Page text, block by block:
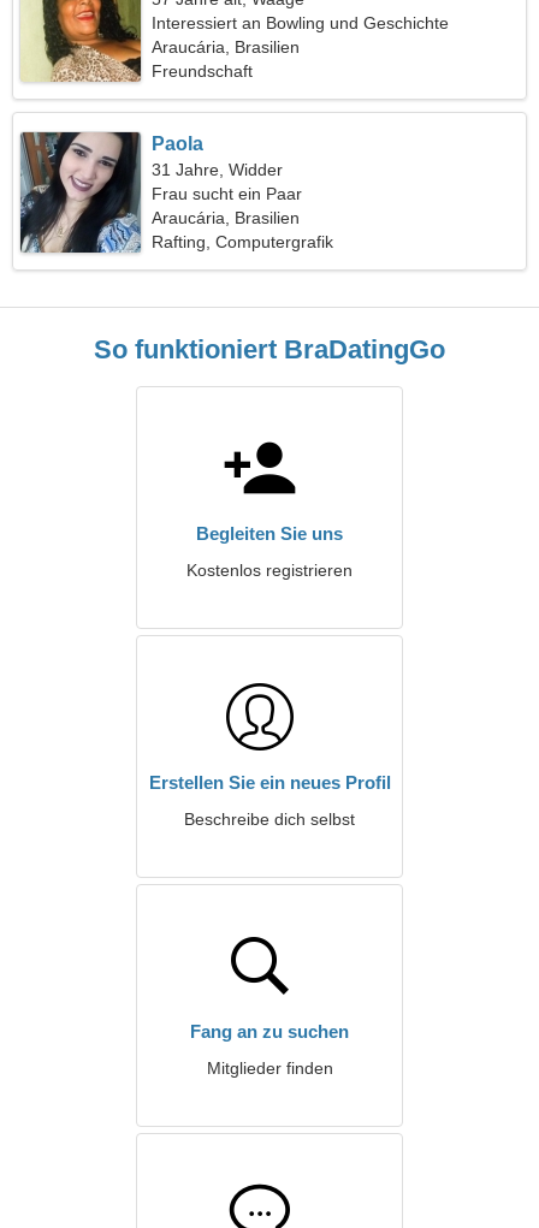
Interessiert an Bowling und Geschichte
Araucária, Brasilien
Freundschaft
Paola
31 Jahre, Widder
Frau sucht ein Paar
Araucária, Brasilien
Rafting, Computergrafik
So funktioniert BraDatingGo
Begleiten Sie uns
Kostenlos registrieren
Erstellen Sie ein neues Profil
Beschreibe dich selbst
Fang an zu suchen
Mitglieder finden